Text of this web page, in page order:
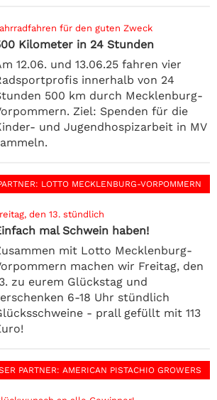
für den guten Zweck
Kilometer in 24 Stunden
12.06. und 13.06.25 fahren vier
innerhalb von 24
500 km durch Mecklenburg-
Ziel: Spenden für die
und Jugendhospizarbeit in MV
: LOTTO MECKLENBURG-VORPOMMERN
den 13. stündlich
mal Schwein haben!
mit Lotto Mecklenburg-
machen wir Freitag, den
zu eurem Glückstag und
6-18 Uhr stündlich
- prall gefüllt mit 113
PARTNER: AMERICAN PISTACHIO GROWERS